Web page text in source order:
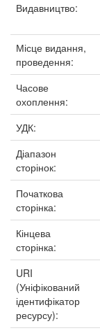
Видавництво:
Місце видання,
проведення:
Часове
охоплення:
УДК:
Діапазон
сторінок:
Початкова
сторінка:
Кінцева
сторінка:
URI
(Уніфікований
ідентифікатор
ресурсу):